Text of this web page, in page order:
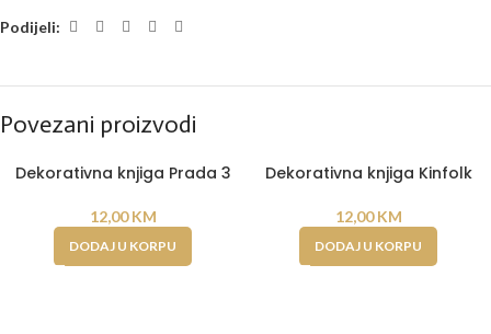
Podijeli:
Povezani proizvodi
Dekorativna knjiga Prada 3
12,00KM
DODAJ U KORPU
Dekorativna knjiga Kinfolk
12,00KM
DODAJ U KORPU